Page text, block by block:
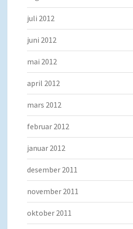
juli 2012
juni 2012
mai 2012
april 2012
mars 2012
februar 2012
januar 2012
desember 2011
november 2011
oktober 2011